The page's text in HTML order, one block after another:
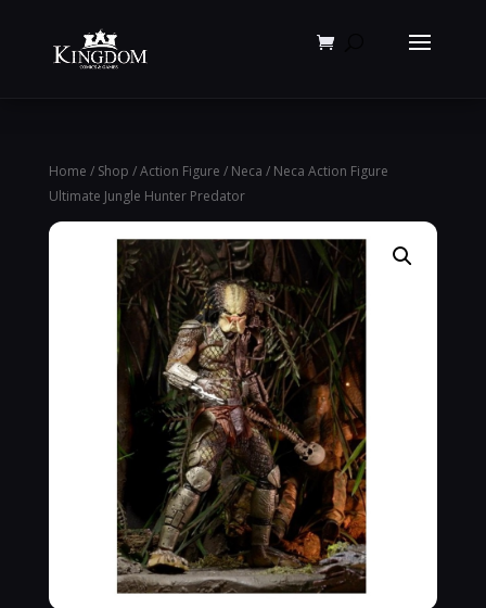
Home / Shop /Action Figure / Neca / Neca Action Figure
Ultimate Jungle Hunter Predator